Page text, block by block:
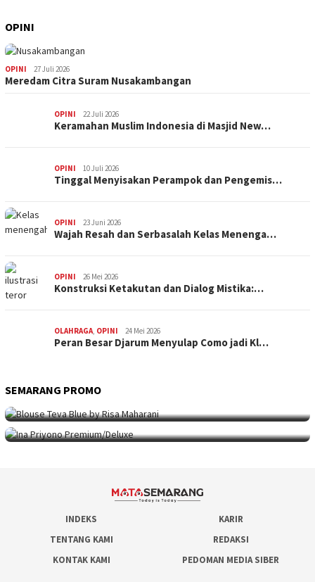
OPINI
OPINI 27 Juli 2026
Meredam Citra Suram Nusakambangan
OPINI 22 Juli 2026
Keramahan Muslim Indonesia di Masjid New…
OPINI 10 Juli 2026
Tinggal Menyisakan Perampok dan Pengemis…
OPINI 23 Juni 2026
Wajah Resah dan Serbasalah Kelas Menenga…
OPINI 26 Mei 2026
Konstruksi Ketakutan dan Dialog Mistika:…
OLAHRAGA, OPINI 24 Mei 2026
Peran Besar Djarum Menyulap Como jadi Kl…
SEMARANG PROMO
SEMARANG PROMO 9 Mei 2026
SEMARANG PROMO 5 Mei 2026
Intip Koleksi Ina Priyono, Jenama Fesyen…
INDEKS
KARIR
TENTANG KAMI
REDAKSI
KONTAK KAMI
PEDOMAN MEDIA SIBER